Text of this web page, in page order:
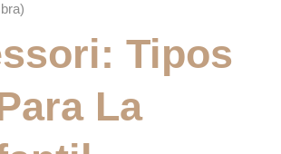
Tipos
La